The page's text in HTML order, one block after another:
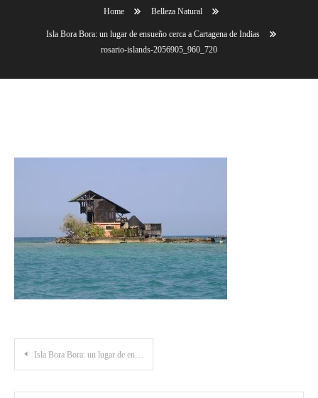
Home Belleza Natural
Isla Bora Bora: un lugar de ensueño cerca a Cartagena de Indias
rosario-islands-2056905_960_720
Post
navigation
Isla Bora Bora: un lugar de ensueño cerca a Cartagena de Indias